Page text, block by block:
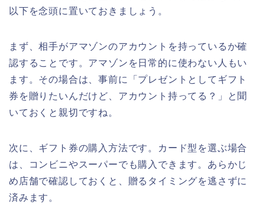
以下を念頭に置いておきましょう。
まず、相手がアマゾンのアカウントを持っているか確
認することです。アマゾンを日常的に使わない人もい
ます。その場合は、事前に「プレゼントとしてギフト
券を贈りたいんだけど、アカウント持ってる？」と聞
いておくと親切ですね。
次に、ギフト券の購入方法です。カード型を選ぶ場合
は、コンビニやスーパーでも購入できます。あらかじ
め店舗で確認しておくと、贈るタイミングを逃さずに
済みます。